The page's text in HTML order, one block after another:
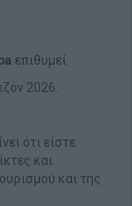
επιθυμεί
2026:
ότι είστε
και
και της